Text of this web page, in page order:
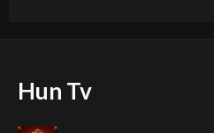
Hun Tv